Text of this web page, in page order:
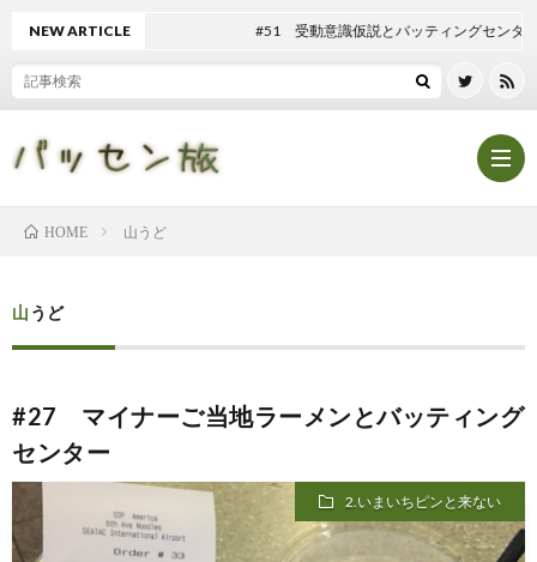
記
事
一
覧
テ
ン
シ
マ
ッ
お
NEW ARTICLE #51 受動意識仮説とバッティングセンター
HOME 山うど
山うど
#27 マイナーご当地ラーメンとバッティング
センター
2.いまいちピンと来ない